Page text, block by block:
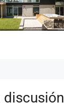
discusión